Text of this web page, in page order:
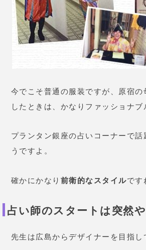
今でこそ普通の服装ですが、原宿の
したときは、かなりファッショナブ
プランタン銀座の占いコーナーで話
うですよ。
確かにかなり 前衛的なスタイルです
占い師のスタートは突然
先生は広島からデザイナーを目指し